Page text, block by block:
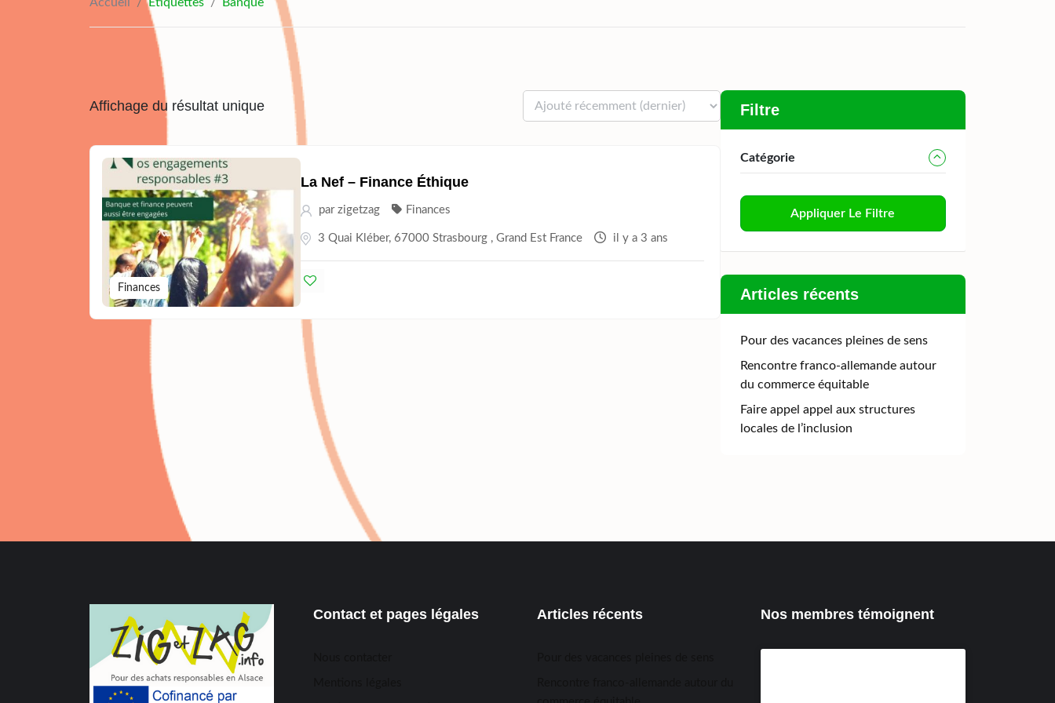
Affichage du résultat unique
Finances
La Nef – Finance Éthique
par zigetzag Finances
3 Quai Kléber, 67000 Strasbourg , Grand Est France il y a 3 ans
Filtre
Catégorie
Appliquer Le Filtre
Articles récents
Pour des vacances pleines de sens
Rencontre franco-allemande autour
du commerce équitable
Faire appel appel aux structures
locales de l’inclusion
Contact et pages légales Articles récents Nos membres témoignent